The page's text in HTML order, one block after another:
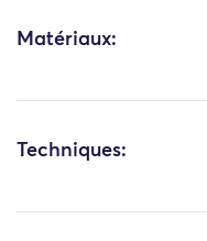
Matériaux:
Techniques: